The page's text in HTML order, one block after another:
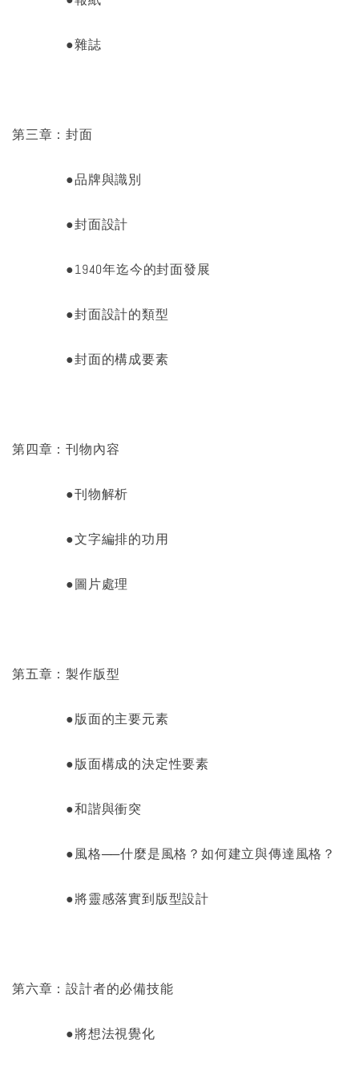
●雜誌
第三章：封面
●品牌與識別
●封面設計
●1940年迄今的封面發展
●封面設計的類型
●封面的構成要素
第四章：刊物內容
●刊物解析
●文字編排的功用
●圖片處理
第五章：製作版型
●版面的主要元素
●版面構成的決定性要素
●和諧與衝突
●風格──什麼是風格？如何建立與傳達風格？
●將靈感落實到版型設計
第六章：設計者的必備技能
●將想法視覺化